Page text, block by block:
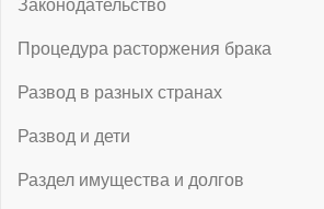
Процедура расторжения брака
Развод в разных странах
Развод и дети
Раздел имущества и долгов